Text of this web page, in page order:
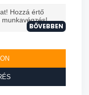
Hozzá értő
BŐVEBBEN